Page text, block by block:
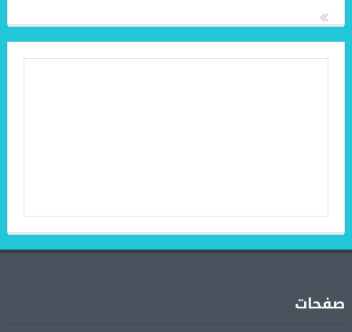
صفحات